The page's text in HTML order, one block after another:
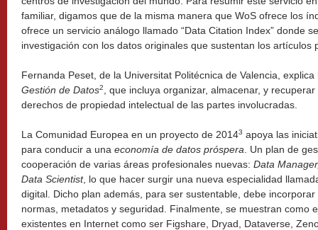
familiar, digamos que de la misma manera que WoS ofrece los
ofrece un servicio análogo llamado “Data Citation Index” donde
investigación con los datos originales que sustentan los artículos
Fernanda Peset, de la Universitat Politécnica de Valencia,
Gestión de Datos2
, que incluya organizar, almacenar, y
derechos de propiedad intelectual de las partes involucradas.
La Comunidad Europea en un proyecto de 20143 apoya las
para conducir a una economía de datos próspera . Un plan de
cooperación de varias áreas profesionales nuevas: Data
Data Scientist, lo que hacer surgir una nueva especialidad
digital. Dicho plan además, para ser sustentable, debe
normas, metadatos y seguridad. Finalmente, se muestran como
existentes en Internet como ser Figshare, Dryad, Dataverse,